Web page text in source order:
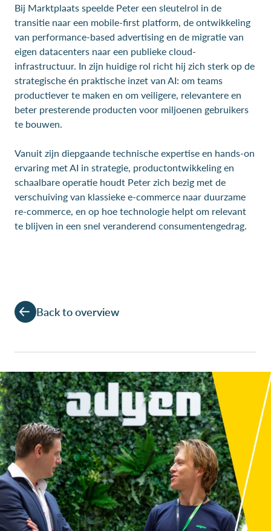
Bij Marktplaats speelde Peter een sleutelrol in de
transitie naar een mobile-first platform, de ontwikkeling
van performance-based advertising en de migratie van
eigen datacenters naar een publieke cloud-
infrastructuur. In zijn huidige rol richt hij zich sterk op de
strategische én praktische inzet van AI: om teams
productiever te maken en om veiligere, relevantere en
beter presterende producten voor miljoenen gebruikers
te bouwen.
Vanuit zijn diepgaande technische expertise en hands-on
ervaring met AI in strategie, productontwikkeling en
schaalbare operatie houdt Peter zich bezig met de
verschuiving van klassieke e-commerce naar duurzame
re-commerce, en op hoe technologie helpt om relevant
te blijven in een snel veranderend consumentengedrag.
Back to overview